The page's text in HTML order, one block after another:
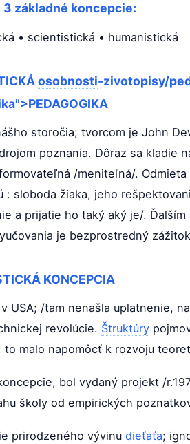
3 základné koncepcie:
• scientistická • humanistická
osobnosti-zivotopisy/
storočia; tvorcom je John
poznania. Dôraz sa kladie
/meniteľná/.
: sloboda žiaka, jeho
a prijatie ho taký aký je/.
je bezprostredný
KONCEPCIA
USA; /tam nenašla uplatnenie,
revolúcie. Štruktúry
to malo napomôcť k rozvoju
bol vydaný projekt /
školy od empirických
prirodzeného vývinu dieťaťa;